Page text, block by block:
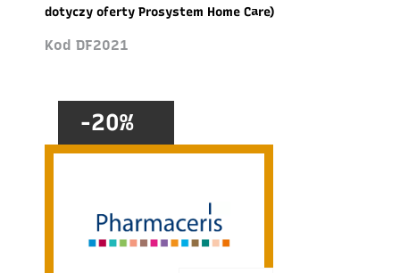
dotyczy oferty Prosystem Home Care)
Kod DF2021
-20%